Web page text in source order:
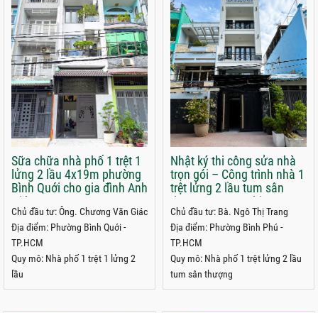
Sữa chữa nhà phố 1 trệt 1
lửng 2 lầu 4x19m phường
Bình Quới cho gia đình Anh
Giác
Chủ đầu tư: Ông. Chương Văn Giác
Địa điểm: Phường Bình Quới -
TP.HCM
Quy mô: Nhà phố 1 trệt 1 lửng 2
lầu
Nhật ký thi công sửa nhà
trọn gói – Công trình nhà 1
trệt lửng 2 lầu tum sân
thượng 4x15m chị Trang
phường Bình Phú, TPHCM
Chủ đầu tư: Bà. Ngô Thị Trang
Địa điểm: Phường Bình Phú -
TP.HCM
Quy mô: Nhà phố 1 trệt lửng 2 lầu
tum sân thượng